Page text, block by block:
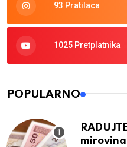
93 Pratilaca
1025 Pretplatnika
POPULARNO